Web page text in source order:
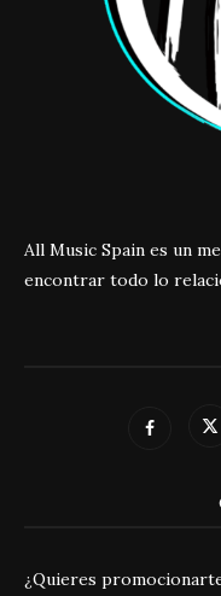
All Music Spain es un
encontrar todo lo
¿Quieres